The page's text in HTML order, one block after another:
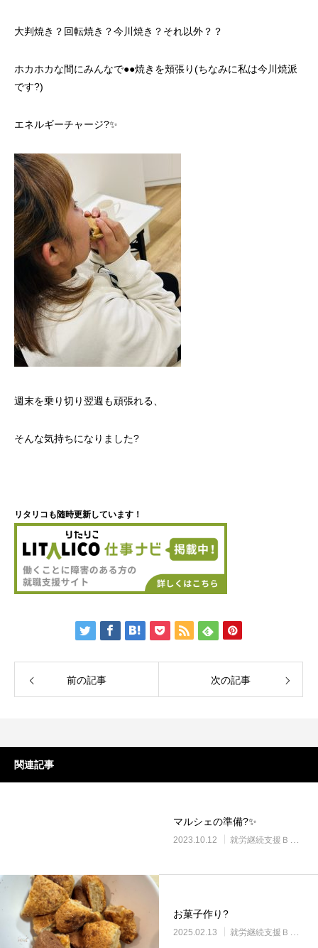
大判焼き？回転焼き？今川焼き？それ以外？？
ホカホカな間にみんなで●●焼きを頬張り(ちなみに私は今川焼派
です?)
エネルギーチャージ?✨
週末を乗り切り翌週も頑張れる、
そんな気持ちになりました?
リタリコも随時更新しています！
前の記事 次の記事
関連記事
マルシェの準備?✨
2023.10.12 就労継続支援Ｂ型・ニコプレイス
お菓子作り?
2025.02.13 就労継続支援Ｂ型・ニコプレイス